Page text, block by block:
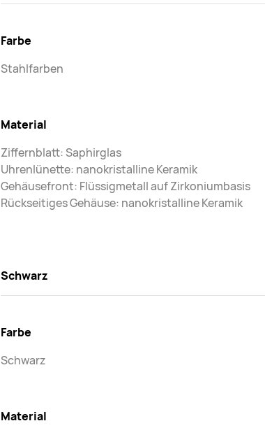
Farbe
Stahlfarben
Material
Ziffernblatt: Saphirglas
Uhrenlünette: nanokristalline Keramik
Gehäusefront: Flüssigmetall auf Zirkoniumbasis
Rückseitiges Gehäuse: nanokristalline Keramik
Schwarz
Farbe
Schwarz
Material